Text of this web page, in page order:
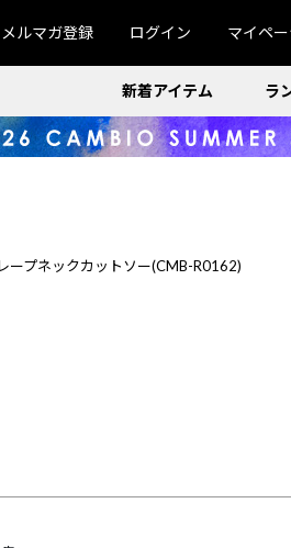
メルマガ登録 ログイン マイペ
新着アイテム ラ
ープネックカットソー(CMB-R0162)